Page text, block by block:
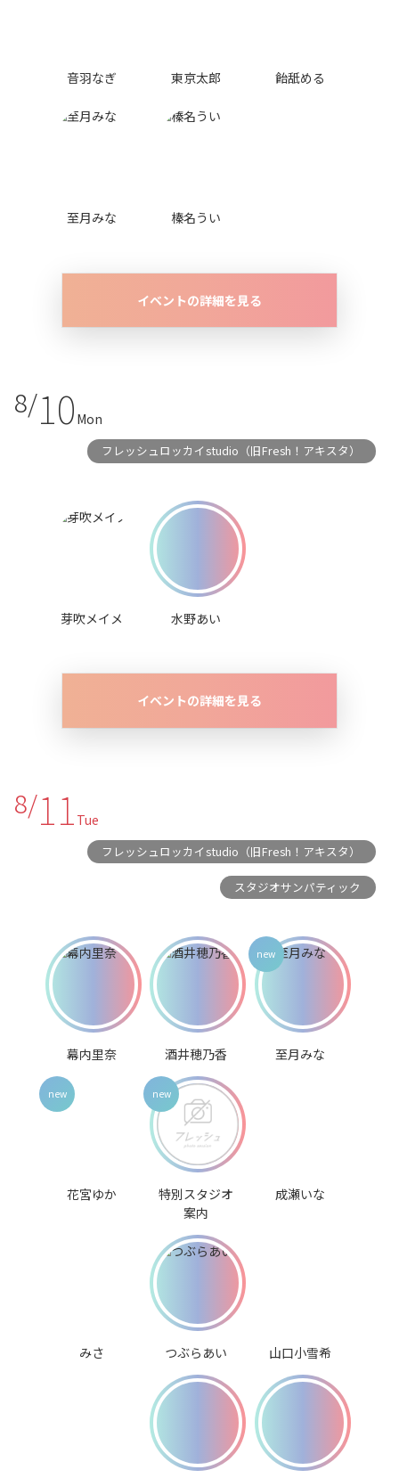
音羽なぎ 東京太郎 飴舐める
至月みな 榛名うい
イベントの詳細を見る
8/10 Mon
フレッシュロッカイstudio（旧Fresh！アキスタ）
芽吹メイメ 水野あい
イベントの詳細を見る
8/11 Tue
フレッシュロッカイstudio（旧Fresh！アキスタ）
スタジオサンパティック
幕内里奈 酒井穂乃香 至月みな
花宮ゆか
特別スタジオ
案内
成瀬いな
みさ つぶらあい 山口小雪希